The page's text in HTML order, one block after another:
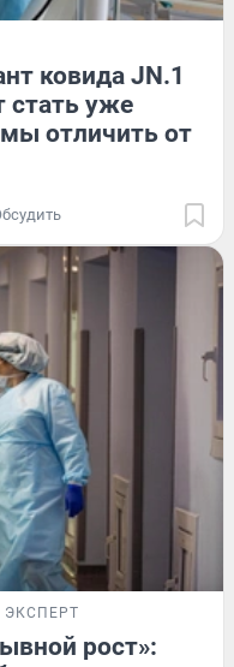
ковида JN.1
уже
отличить от
ЭКСПЕРТ
рост»: